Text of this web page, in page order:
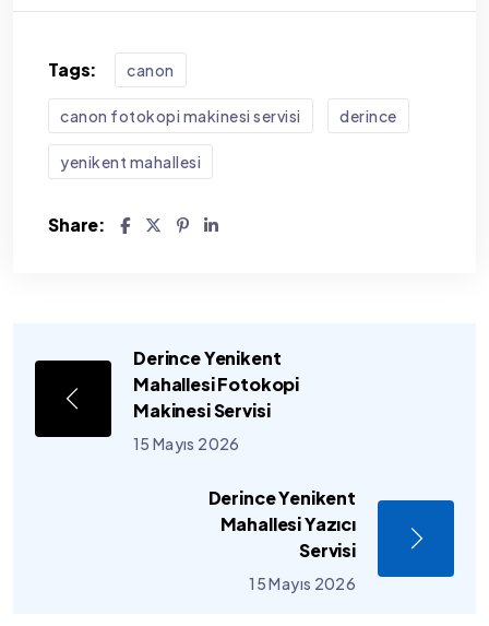
Tags: canon
canon fotokopi makinesi servisi derince
yenikent mahallesi
Share:
Derince Yenikent
Mahallesi Fotokopi
Makinesi Servisi
15 Mayıs 2026
Derince Yenikent
Mahallesi Yazıcı
Servisi
15 Mayıs 2026